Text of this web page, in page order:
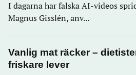
I dagarna har falska AI-videos
Magnus Gisslén, anv...
Vanlig mat räcker –
friskare lever